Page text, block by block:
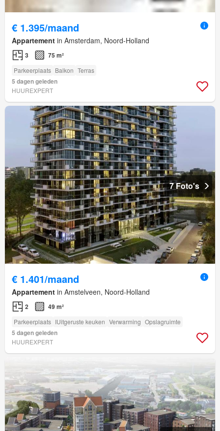
€ 1.395/maand
Appartement in Amsterdam, Noord-Holland
3 75 m²
Parkeerplaats Balkon Terras
5 dagen geleden
HUUREXPERT
7 Foto's
€ 1.401/maand
Appartement in Amstelveen, Noord-Holland
2 49 m²
Parkeerplaats IUitgeruste keuken Verwarming Opslagruimte
5 dagen geleden
HUUREXPERT